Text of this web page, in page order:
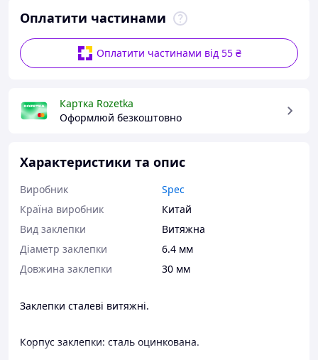
Оплатити частинами
Оплатити частинами від 55 ₴
Картка Rozetka
Оформлюй безкоштовно
Характеристики та опис
Виробник
Spec
Країна виробник
Китай
Вид заклепки
Витяжна
Діаметр заклепки
6.4 мм
Довжина заклепки
30 мм
Заклепки сталеві витяжні.
Корпус заклепки: сталь оцинкована.